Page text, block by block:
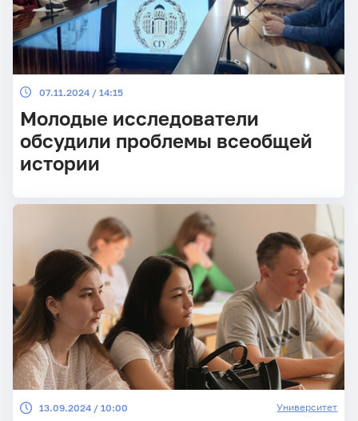
07.11.2024 / 14:15
Молодые исследователи
обсудили проблемы всеобщей
истории
13.09.2024 / 10:00 Университет